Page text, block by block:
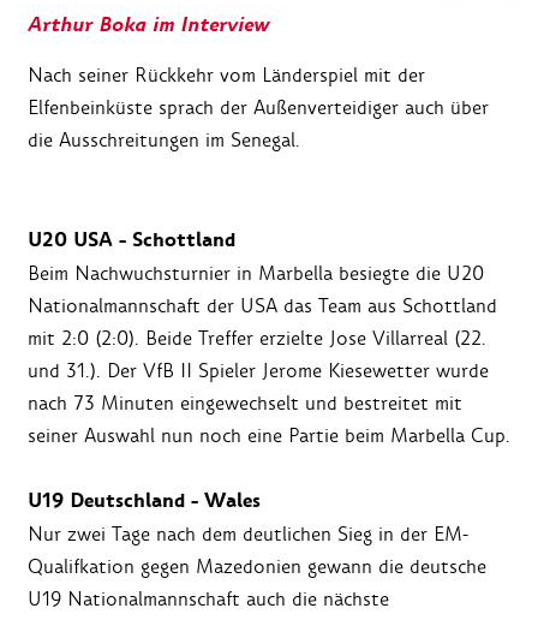
Arthur Boka im Interview
Nach seiner Rückkehr vom Länderspiel mit der
Elfenbeinküste sprach der Außenverteidiger auch über
die Ausschreitungen im Senegal.
U20 USA - Schottland
Beim Nachwuchsturnier in Marbella besiegte die U20
Nationalmannschaft der USA das Team aus Schottland
mit 2:0 (2:0). Beide Treffer erzielte Jose Villarreal (22.
und 31.). Der VfB II Spieler Jerome Kiesewetter wurde
nach 73 Minuten eingewechselt und bestreitet mit
seiner Auswahl nun noch eine Partie beim Marbella Cup.
U19 Deutschland - Wales
Nur zwei Tage nach dem deutlichen Sieg in der EM-
Qualifkation gegen Mazedonien gewann die deutsche
U19 Nationalmannschaft auch die nächste